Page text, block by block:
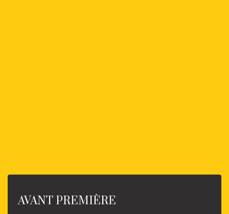
AVANT PREMIÈRE